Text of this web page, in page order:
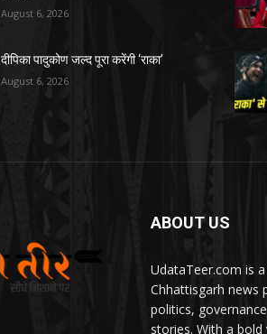
August 6, 2026
दीपिका पादुकोण जल्द पूरा करेंगी ‘राका’
August 6, 2026
ABOUT US
UdataTeer.com is
Chhattisgarh news
politics,
stories. With a